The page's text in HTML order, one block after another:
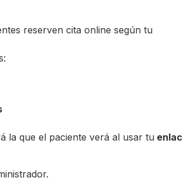
reserven cita online según tu
la que el paciente verá al usar tu